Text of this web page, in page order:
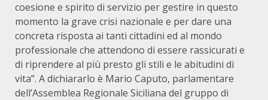
coesione e spirito di servizio per gestire in questo
momento la grave crisi nazionale e per dare una
concreta risposta ai tanti cittadini ed al mondo
professionale che attendono di essere rassicurati e
di riprendere al più presto gli stili e le abitudini di
vita”. A dichiararlo è Mario Caputo, parlamentare
dell’Assemblea Regionale Siciliana del gruppo di